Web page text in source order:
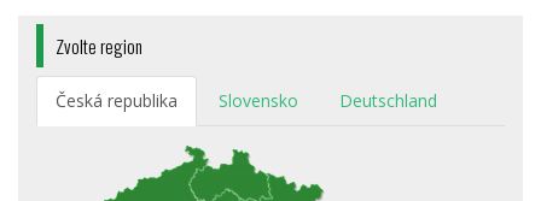
Zvolte region
Česká republika Slovensko Deutschland